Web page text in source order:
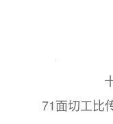
71面切工比